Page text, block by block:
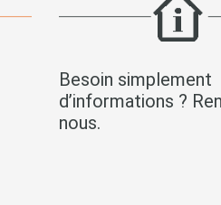
Besoin simplement
d’informations ?
nous.